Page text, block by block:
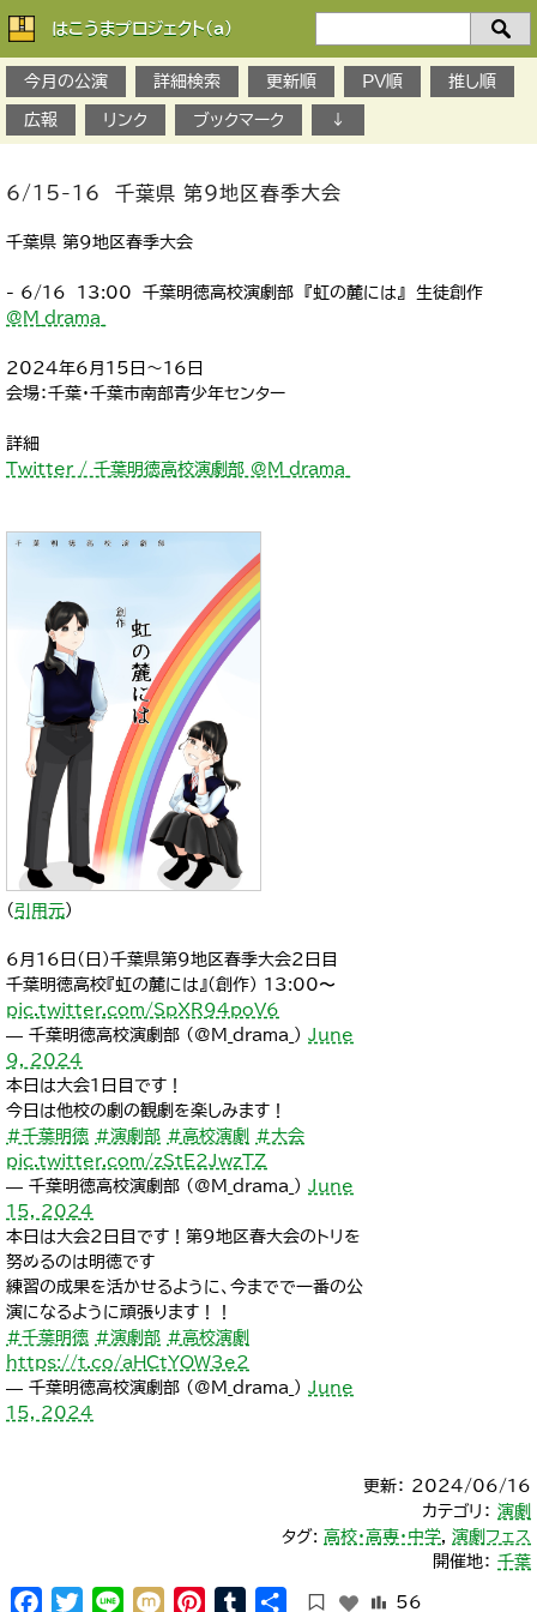
はこうまプロジェクト(a)
今月の公演
詳細検索 更新順 PV順 推し順
広報 リンク ブックマーク ↓
6/15-16 千葉県 第9地区春季大会
千葉県 第9地区春季大会
- 6/16 13:00 千葉明徳高校演劇部 『虹の麓には』 生徒創作
@M_drama_
2024年6月15日～16日
会場：千葉・千葉市南部青少年センター
詳細
Twitter / 千葉明徳高校演劇部 @M_drama_
（ 引用元）
6月16日(日)千葉県第9地区春季大会２日目
千葉明徳高校『虹の麓には』(創作) 13:00〜
pic.twitter.com/SpXR94poV6
— 千葉明徳高校演劇部 (@M_drama_) June
9, 2024
本日は大会1日目です！
今日は他校の劇の観劇を楽しみます！
#千葉明徳 #演劇部 #高校演劇
#大会
pic.twitter.com/zStE2JwzTZ
— 千葉明徳高校演劇部 (@M_drama_) June
15, 2024
本日は大会2日目です！第9地区春大会のトリを
努めるのは明徳です
練習の成果を活かせるように、今までで一番の公
演になるように頑張ります！！
#千葉明徳 #演劇部 #高校演劇
https://t.co/aHCtYOW3e2
— 千葉明徳高校演劇部 (@M_drama_) June
15, 2024
更新： 2024/06/16
カテゴリ： 演劇
タグ: 高校・高専・中学, 演劇フェス
開催地： 千葉
Facebook
Twitter
Line Mixi Pinterest
Tumblr 56